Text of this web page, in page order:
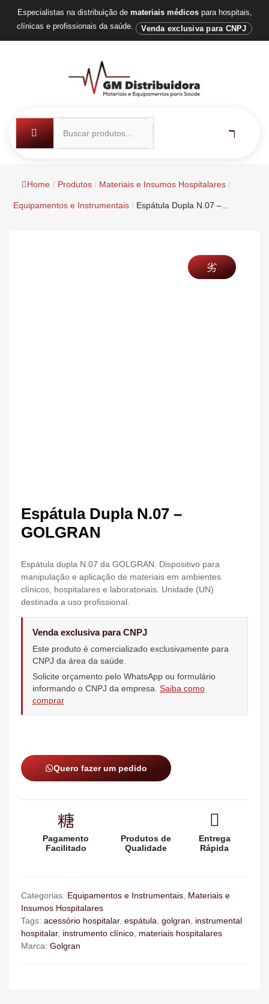
Especialistas na distribuição de materiais médicospara hospitais,
clínicas e profissionais da saúde.
Venda exclusiva para CNPJ
Home / Produtos / Materiais e Insumos Hospitalares /
Equipamentos e Instrumentais / Espátula Dupla N.07 –...
Espátula Dupla N.07 –
GOLGRAN
Espátula dupla N.07 da GOLGRAN. Dispositivo para
manipulação e aplicação de materiais em ambientes
clínicos, hospitalares e laboratoriais. Unidade (UN)
destinada a uso profissional.
Venda exclusiva para CNPJ
Este produto é comercializado exclusivamente para
CNPJ da área da saúde.
Solicite orçamento pelo WhatsApp ou formulário
informando o CNPJ da empresa. Saiba como
comprar
Quero fazer um pedido
Pagamento
Facilitado
Produtos de
Qualidade
Entrega
Rápida
Categorias: Equipamentos e Instrumentais, Materiais e
Insumos Hospitalares
Tags: acessório hospitalar, espátula, golgran, instrumental
hospitalar, instrumento clínico, materiais hospitalares
Marca: Golgran